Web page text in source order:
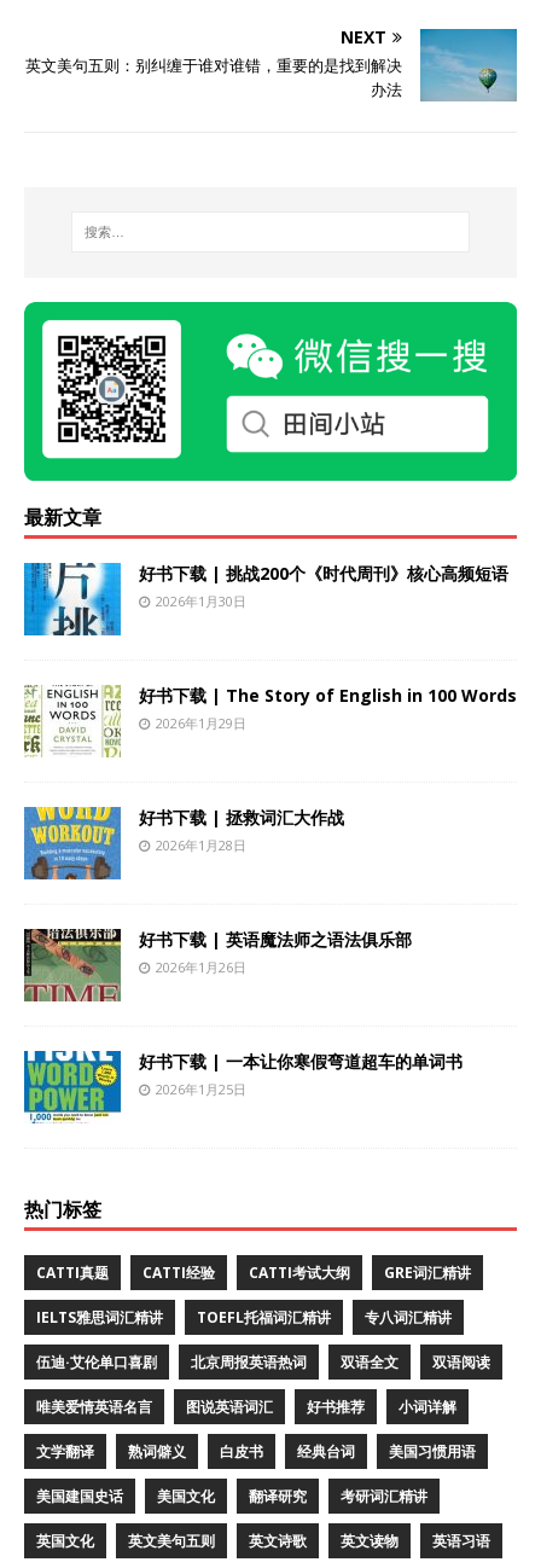
NEXT
英文美句五则：别纠缠于谁对谁错，重要的是找到解决
办法
最新文章
好书下载 | 挑战200个《时代周刊》核心高频短语
2026年1月30日
好书下载 | The Story of English in 100 Words
2026年1月29日
好书下载 | 拯救词汇大作战
2026年1月28日
好书下载 | 英语魔法师之语法俱乐部
2026年1月26日
好书下载 | 一本让你寒假弯道超车的单词书
2026年1月25日
热门标签
CATTI真题 CATTI经验 CATTI考试大纲 GRE词汇精讲
IELTS雅思词汇精讲 TOEFL托福词汇精讲 专八词汇精讲
伍迪·艾伦单口喜剧 北京周报英语热词 双语全文 双语阅读
唯美爱情英语名言 图说英语词汇 好书推荐 小词详解
文学翻译 熟词僻义 白皮书 经典台词 美国习惯用语
美国建国史话 美国文化 翻译研究 考研词汇精讲
英国文化 英文美句五则 英文诗歌 英文读物 英语习语